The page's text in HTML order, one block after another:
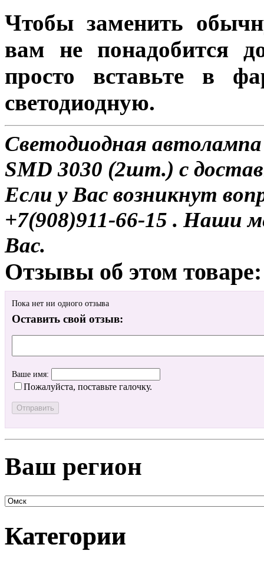
Чтобы заменить
вам не понадобится
просто вставьте в
светодиодную.
Светодиодная автолампа
SMD 3030 (2шт.) с
Если у Вас возникнут
+7(908)911-66-15 . Наши
Вас.
Отзывы об этом товаре:
Пока нет ни одного отзыва
Оставить свой отзыв:
Ваше имя:
Пожалуйста, поставьте галочку.
Ваш регион
Категории